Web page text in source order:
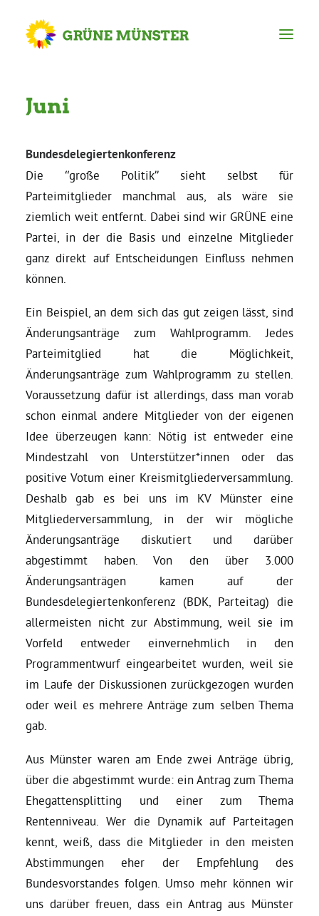
Partei
Kreisgeschäftsstelle
Ortsverbände
Kommissionen
Satzung
Grünes Zentrum
Personen
Dorothea Deppermann, MdL
Josefine Paul, MdL
Robin Korte, MdL
Daniel Freund, MdEP
Delegierte
Grüne im Rathaus
Ratsfraktion
Ratsanträge
Juni
Bundesdelegiertenkonferenz
Die “große Politik” sieht selbst für
Parteimitglieder manchmal aus, als wäre sie
ziemlich weit entfernt. Dabei sind wir GRÜNE eine
Partei, in der die Basis und einzelne Mitglieder
ganz direkt auf Entscheidungen Einfluss nehmen
können.
Ein Beispiel, an dem sich das gut zeigen lässt, sind
Änderungsanträge zum Wahlprogramm. Jedes
Parteimitglied hat die Möglichkeit,
Änderungsanträge zum Wahlprogramm zu stellen.
Voraussetzung dafür ist allerdings, dass man vorab
schon einmal andere Mitglieder von der eigenen
Idee überzeugen kann: Nötig ist entweder eine
Mindestzahl von Unterstützer*innen oder das
positive Votum einer Kreismitgliederversammlung.
Deshalb gab es bei uns im KV Münster eine
Mitgliederversammlung, in der wir mögliche
Änderungsanträge diskutiert und darüber
abgestimmt haben. Von den über 3.000
Änderungsanträgen kamen auf der
Bundesdelegiertenkonferenz (BDK, Parteitag) die
allermeisten nicht zur Abstimmung, weil sie im
Vorfeld entweder einvernehmlich in den
Programmentwurf eingearbeitet wurden, weil sie
im Laufe der Diskussionen zurückgezogen wurden
oder weil es mehrere Anträge zum selben Thema
gab.
Aus Münster waren am Ende zwei Anträge übrig,
über die abgestimmt wurde: ein Antrag zum Thema
Ehegattensplitting und einer zum Thema
Rentenniveau. Wer die Dynamik auf Parteitagen
kennt, weiß, dass die Mitglieder in den meisten
Abstimmungen eher der Empfehlung des
Bundesvorstandes folgen. Umso mehr können wir
uns darüber freuen, dass ein Antrag aus Münster